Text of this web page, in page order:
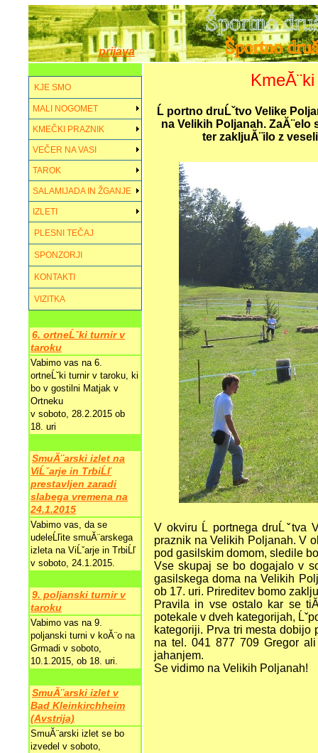
prijava
KJE SMO
MALI NOGOMET
KMEČKI PRAZNIK
VEČER NA VASI
TAROK
SALAMIJADA IN ŽGANJE
IZLETI
PLESNI TEČAJ
SPONZORJI
KONTAKTI
VIZITKA
6. ortneĹˇki turnir v
taroku
Vabimo vas na 6.
ortneĹˇki turnir v taroku, ki
bo v gostilni Matjak v
Ortneku
v soboto, 28.2.2015 ob
18. uri
SmuĂ¨arski izlet na
ViĹˇarje in TrbiĹľ
prestavljen zaradi
slabega vremena na
24.1.2015
Vabimo vas, da se
udeleĹľite smuĂ¨arskega
izleta na ViĹˇarje in TrbiĹľ
v soboto, 24.1.2015.
9. poljanski turnir v
taroku
Vabimo vas na 9.
poljanski turni v koĂ¨o na
Grmadi v soboto,
10.1.2015, ob 18. uri.
SmuĂ¨arski izlet v
Bad Kleinkirchheim
(Avstrija)
SmuĂ¨arski izlet se bo
izvedel v soboto,
Ĺ portno druĹˇtvo Velike
na Velikih Poljanah.
ter zakljuĂ¨ilo z
V okviru Ĺ portnega druĹˇtva
praznik na Velikih Poljanah. V
pod gasilskim domom, sledile
Vse skupaj se bo dogajalo v
gasilskega doma na Velikih
ob 17. uri. Prireditev bomo
Pravila in vse ostalo kar se
potekale v dveh kategorijah,
kategoriji. Prva tri mesta
na tel. 041 877 709 Gregor
jahanjem.
Se vidimo na Velikih Poljanah!